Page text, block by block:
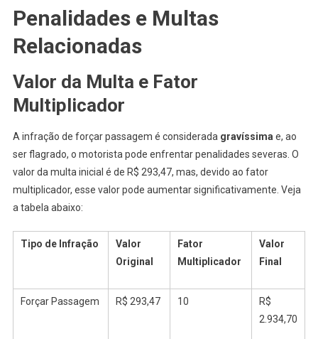
Penalidades e Multas
Relacionadas
Valor da Multa e Fator
Multiplicador
A infração de forçar passagem é considerada gravíssima e, ao
ser flagrado, o motorista pode enfrentar penalidades severas. O
valor da multa inicial é de R$ 293,47, mas, devido ao fator
multiplicador, esse valor pode aumentar significativamente. Veja
a tabela abaixo:
Tipo de Infração
Valor
Original
Fator
Multiplicador
Valor
Final
Forçar Passagem R$ 293,47 10
R$
2.934,70